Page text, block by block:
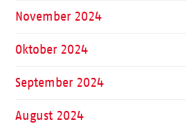
November 2024
Oktober 2024
September 2024
August 2024